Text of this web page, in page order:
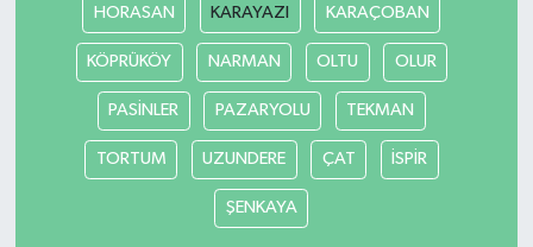
HORASAN KARAYAZI KARAÇOBAN
KÖPRÜKÖY NARMAN OLTU OLUR
PASİNLER PAZARYOLU TEKMAN
TORTUM UZUNDERE ÇAT İSPİR
ŞENKAYA